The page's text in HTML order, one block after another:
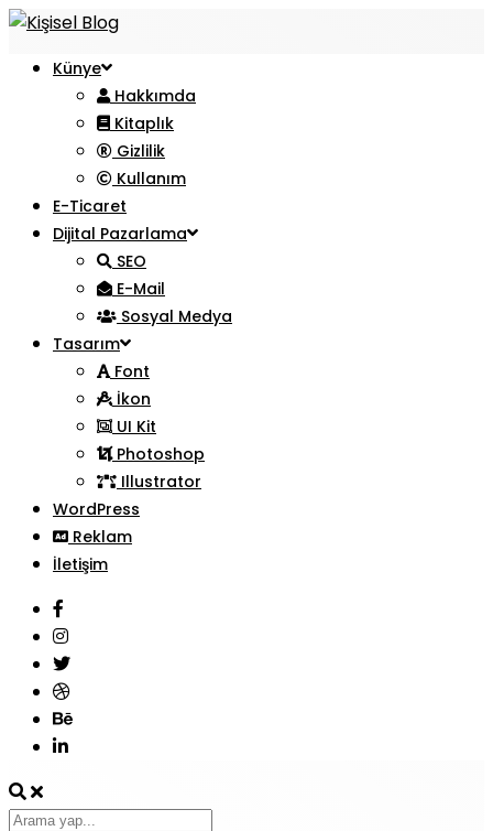
Künye
Hakkımda
Kitaplık
Gizlilik
Kullanım
E-Ticaret
Dijital Pazarlama
SEO
E-Mail
Sosyal Medya
Tasarım
Font
İkon
UI Kit
Photoshop
Illustrator
WordPress
Reklam
İletişim